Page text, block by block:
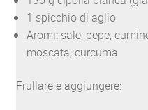
1 spicchio di aglio
Aromi: sale, pepe,
moscata, curcuma
Frullare e aggiungere: